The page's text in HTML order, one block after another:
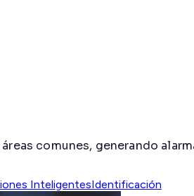
comunes, generando
InteligentesIdentificación